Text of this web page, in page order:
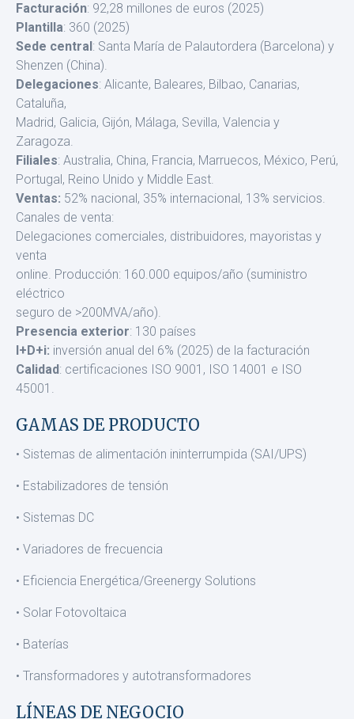
Facturación: 92,28 millones de euros (2025)
Plantilla: 360 (2025)
Sede central: Santa María de Palautordera (Barcelona) y
Shenzen (China).
Delegaciones: Alicante, Baleares, Bilbao, Canarias,
Cataluña,
Madrid, Galicia, Gijón, Málaga, Sevilla, Valencia y
Zaragoza.
Filiales: Australia, China, Francia, Marruecos, México, Perú,
Portugal, Reino Unido y Middle East.
Ventas: 52% nacional, 35% internacional, 13% servicios.
Canales de venta:
Delegaciones comerciales, distribuidores, mayoristas y
venta
online. Producción: 160.000 equipos/año (suministro
eléctrico
seguro de >200MVA/año).
Presencia exterior: 130 países
I+D+i: inversión anual del 6% (2025) de la facturación
Calidad: certificaciones ISO 9001, ISO 14001 e ISO
45001.
GAMAS DE PRODUCTO
• Sistemas de alimentación ininterrumpida (SAI/UPS)
• Estabilizadores de tensión
• Sistemas DC
• Variadores de frecuencia
• Eficiencia Energética/Greenergy Solutions
• Solar Fotovoltaica
• Baterías
• Transformadores y autotransformadores
LÍNEAS DE NEGOCIO